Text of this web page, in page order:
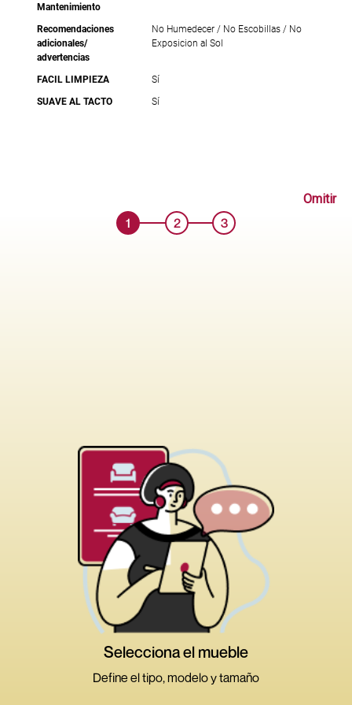
Mantenimiento
Recomendaciones
adicionales/
advertencias
No Humedecer / No Escobillas / No
Exposicion al Sol
FACIL LIMPIEZA
Sí
SUAVE AL TACTO
Sí